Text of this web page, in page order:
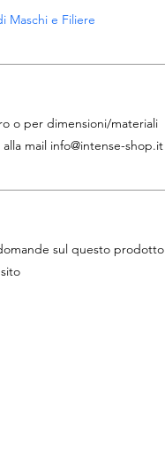
Maschi e Filiere
o per dimensioni/materiali
mail info@intense-shop.it
sul questo prodotto